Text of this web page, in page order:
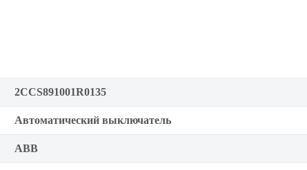
2CCS891001R0135
Автоматический выключатель
ABB